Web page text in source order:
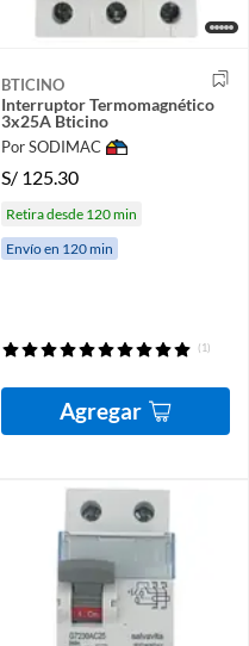
BTICINO
Interruptor Termomagnético
3x25A Bticino
Por SODIMAC
S/ 125.30
Retira desde 120 min
Envío en 120 min
(1)
Agregar